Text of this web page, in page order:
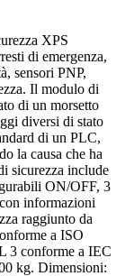
XPS
di emergenza,
sensori PNP,
Il modulo di
di un morsetto
diversi di stato
di un PLC,
la causa che ha
sicurezza include
ON/OFF, 3
informazioni
raggiunto da
a ISO
3 conforme a IEC
kg. Dimensioni: